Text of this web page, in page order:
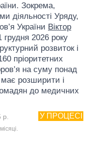
Зокрема,
діяльності Уряду,
України Віктор
грудня 2026 року
розвиток і
пріоритетних
на суму понад
розширити і
до медичних
У ПРОЦЕСІ